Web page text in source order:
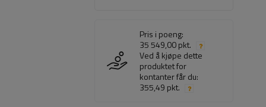
Pris i poeng:
35 549,00 pkt.
Ved å kjøpe dette
produktet for
kontanter får du:
355,49 pkt.